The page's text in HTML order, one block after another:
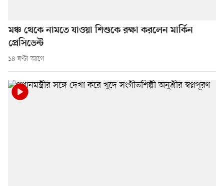
মঞ্চ থেকে নামতে যাওয়া শিশুকে রক্ষা করলেন মার্কিন
প্রেসিডেন্ট
১৪ ঘণ্টা আগে